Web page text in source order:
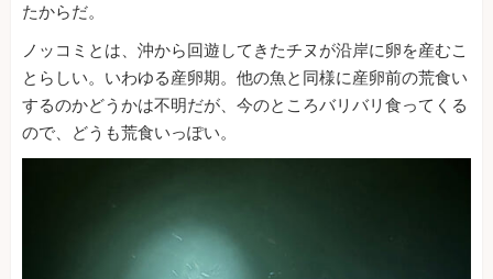
たからだ。
ノッコミとは、沖から回遊してきたチヌが沿岸に卵を産むこ
とらしい。いわゆる産卵期。他の魚と同様に産卵前の荒食い
するのかどうかは不明だが、今のところバリバリ食ってくる
ので、どうも荒食いっぽい。